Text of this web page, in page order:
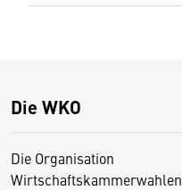
Die WKO
Die Organisation
Wirtschaftskammerwahlen